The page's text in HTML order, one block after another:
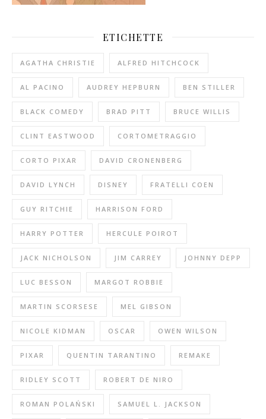
ETICHETTE
AGATHA CHRISTIE ALFRED HITCHCOCK
AL PACINO AUDREY HEPBURN BEN STILLER
BLACK COMEDY BRAD PITT BRUCE WILLIS
CLINT EASTWOOD CORTOMETRAGGIO
CORTO PIXAR DAVID CRONENBERG
DAVID LYNCH DISNEY FRATELLI COEN
GUY RITCHIE HARRISON FORD
HARRY POTTER HERCULE POIROT
JACK NICHOLSON JIM CARREY JOHNNY DEPP
LUC BESSON MARGOT ROBBIE
MARTIN SCORSESE MEL GIBSON
NICOLE KIDMAN OSCAR OWEN WILSON
PIXAR QUENTIN TARANTINO REMAKE
RIDLEY SCOTT ROBERT DE NIRO
ROMAN POLAŃSKI SAMUEL L. JACKSON